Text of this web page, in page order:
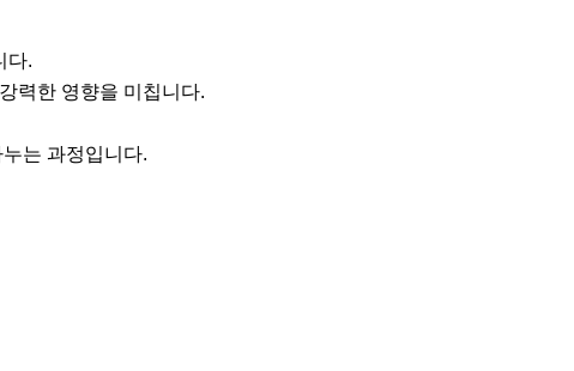
다.
력한 영향을 미칩니다.
는 과정입니다.